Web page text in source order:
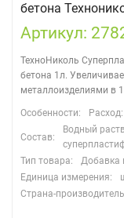
бетона
Артикул:
ТехноНиколь
бетона 1л.
металлоизделиями в
Особенности:
Состав:
Водный
Тип товара:
Добавка
Единица измерения:
Страна-